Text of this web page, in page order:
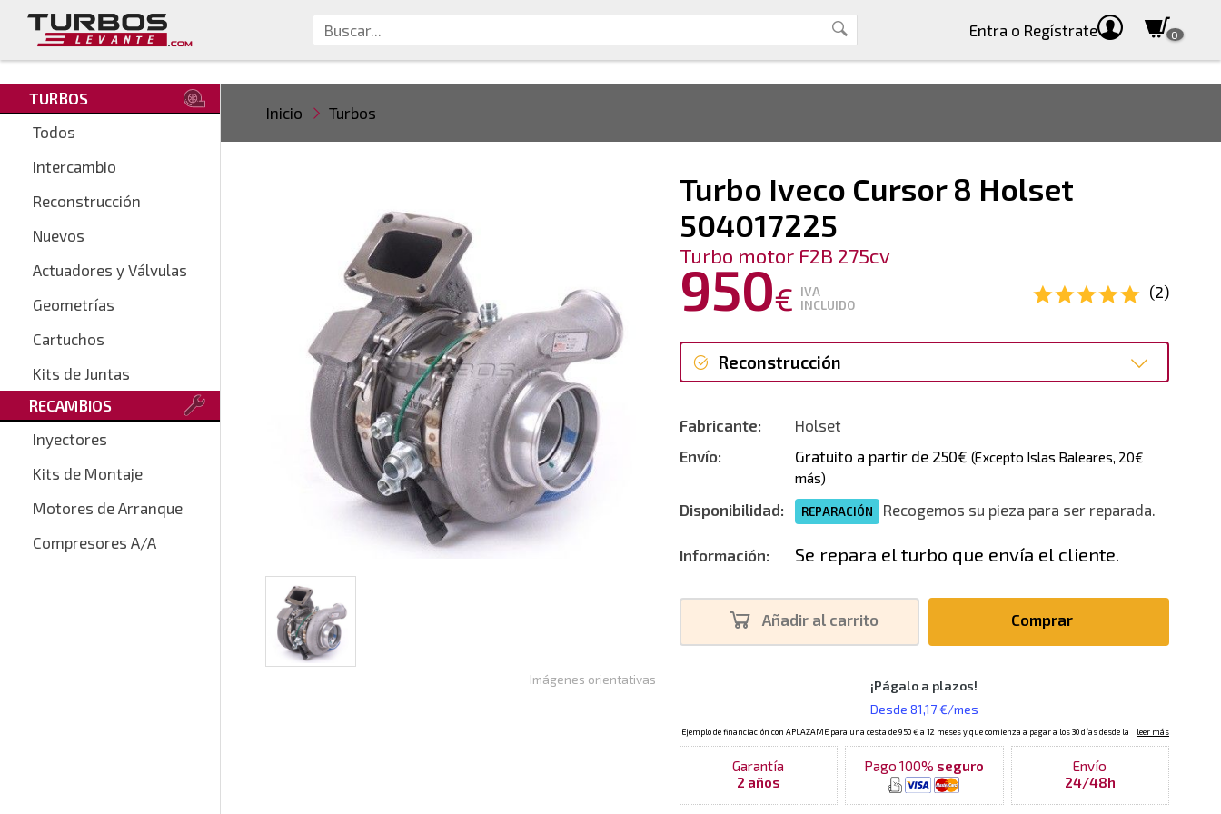
Entra o Regístrate 0
TURBOS
Todos
Intercambio
Reconstrucción
Nuevos
Actuadores y Válvulas
Geometrías
Cartuchos
Kits de Juntas
RECAMBIOS
Inyectores
Kits de Montaje
Motores de Arranque
Compresores A/A
Inicio Turbos
Turbo Iveco Cursor 8 Holset
504017225
Turbo motor F2B 275cv
950€ IVA
INCLUIDO
(2)
Reconstrucción
Fabricante:
Holset
Envío:
Gratuito a partir de 250€ (Excepto Islas Baleares, 20€
más)
Disponibilidad: REPARACIÓN Recogemos su pieza para ser reparada.
Información: Se repara el turbo que envía el cliente.
Añadir al carrito Comprar
Garantía
2 años
Pago 100% seguro
Envío
24/48h
Imágenes orientativas